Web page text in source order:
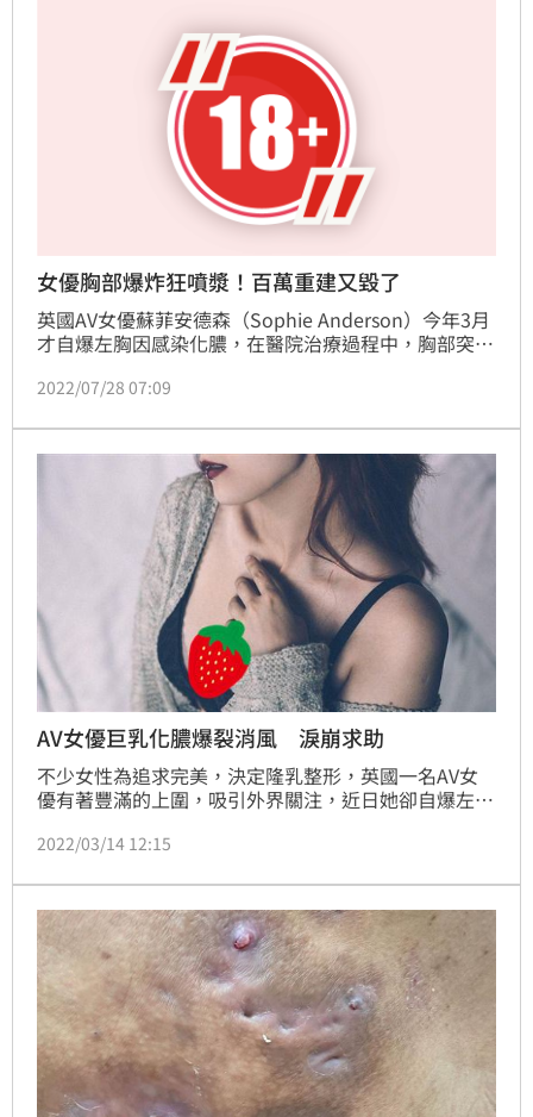
女優胸部爆炸狂噴漿！百萬重建又毀了
英國AV女優蘇菲安德森（Sophie Anderson）今年3月
才自爆左胸因感染化膿，在醫院治療過程中，胸部突然
起募款。不料，蘇菲日前又在推特PO出一段「胸部狂
劇。
2022/07/28 07:09
AV女優巨乳化膿爆裂消風 淚崩求助
不少女性為追求完美，決定隆乳整形，英國一名AV女
優有著豐滿的上圍，吸引外界關注，近日她卻自爆左胸
物突破皮膚，導致她的胸部需要重建，目前她在募資平
2022/03/14 12:15